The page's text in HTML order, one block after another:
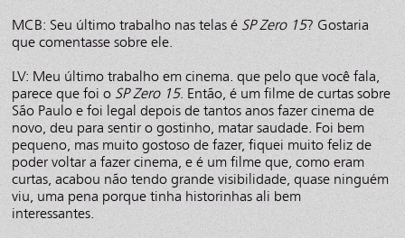
MCB: Seu último trabalho nas telas é SP Zero 15? Gostaria
que comentasse sobre ele.
LV: Meu último trabalho em cinema. que pelo que você fala,
parece que foi o SP Zero 15. Então, é um filme de curtas sobre
São Paulo e foi legal depois de tantos anos fazer cinema de
novo, deu para sentir o gostinho, matar saudade. Foi bem
pequeno, mas muito gostoso de fazer, fiquei muito feliz de
poder voltar a fazer cinema, e é um filme que, como eram
curtas, acabou não tendo grande visibilidade, quase ninguém
viu, uma pena porque tinha historinhas ali bem
interessantes.